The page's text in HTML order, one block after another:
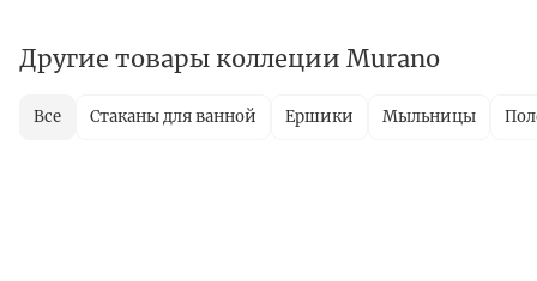
Другие товары коллеции Murano
Все Стаканы для ванной Ершики Мыльницы